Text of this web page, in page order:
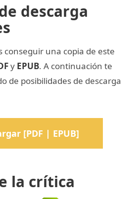
descarga
conseguir una copia de este
y EPUB. A continuación te
de posibilidades de descarga
[PDF | EPUB]
la crítica